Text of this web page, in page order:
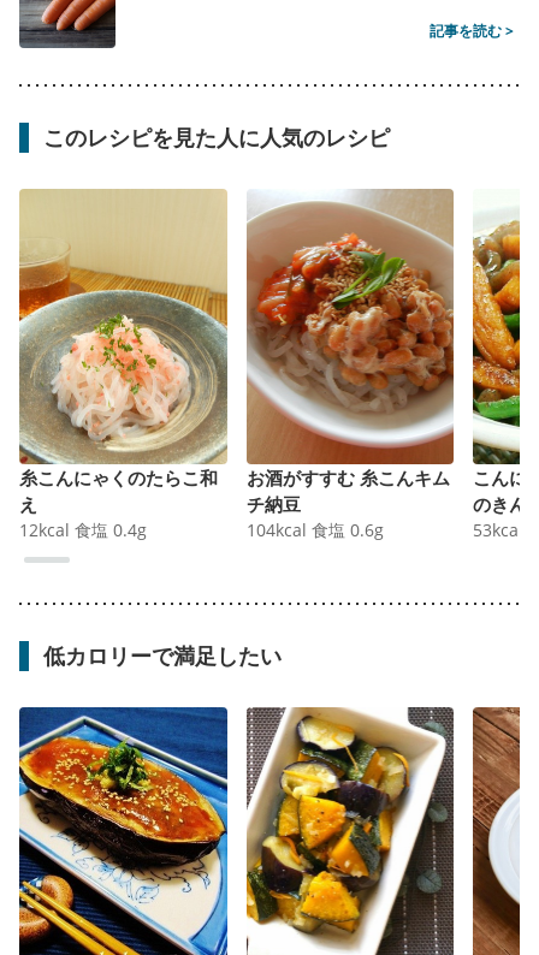
記事を読む >
このレシピを見た人に人気のレシピ
糸こんにゃくのたらこ和
え
12kcal 食塩 0.4g
お酒がすすむ 糸こんキム
チ納豆
104kcal 食塩 0.6g
こんに
のきん
53kcal
低カロリーで満足したい